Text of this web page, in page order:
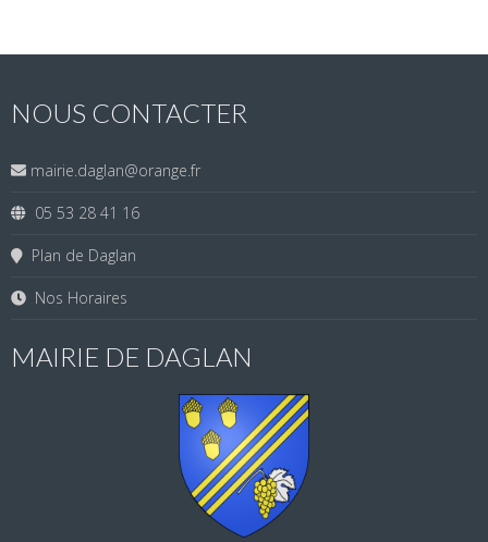
NOUS CONTACTER
mairie.daglan@orange.fr
05 53 28 41 16
Plan de Daglan
Nos Horaires
MAIRIE DE DAGLAN